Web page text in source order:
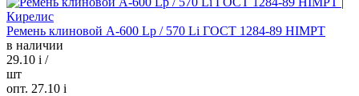
Ремень клиновой А-600 Lp / 570 Li ГОСТ 1284-89 HIMPT
в наличии
29.10 i /
шт
опт. 27.10 i